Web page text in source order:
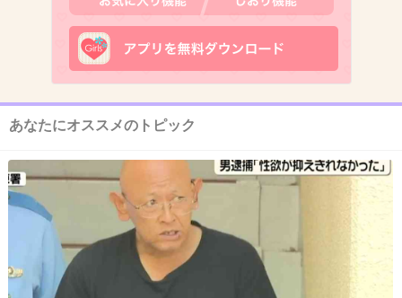
2019/01/08(火) 20:13:02
兄も私も母親似。3人が凄く似ている
姉は父、自分は母似。
-0
14. 匿名 2019/01/08(火) 20:13:19
あなたにオススメのトピック